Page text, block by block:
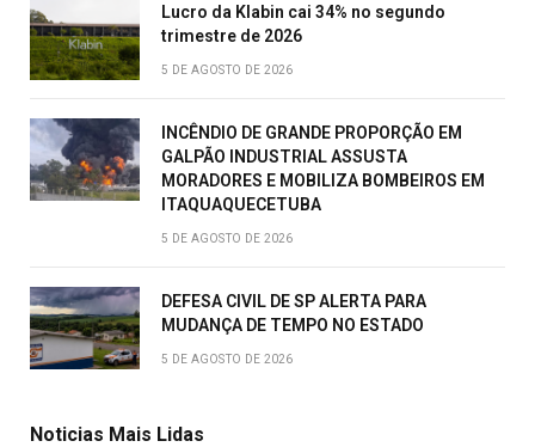
Lucro da Klabin cai 34% no segundo
trimestre de 2026
5 DE AGOSTO DE 2026
INCÊNDIO DE GRANDE PROPORÇÃO EM
GALPÃO INDUSTRIAL ASSUSTA
MORADORES E MOBILIZA BOMBEIROS EM
ITAQUAQUECETUBA
5 DE AGOSTO DE 2026
DEFESA CIVIL DE SP ALERTA PARA
MUDANÇA DE TEMPO NO ESTADO
5 DE AGOSTO DE 2026
Noticias Mais Lidas